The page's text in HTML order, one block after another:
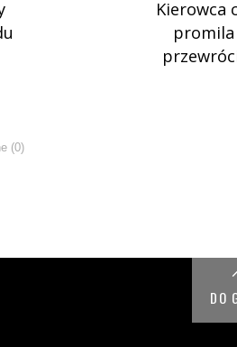
Kierowca
promila
(0)
DO